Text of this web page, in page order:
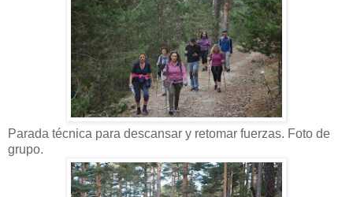
Parada técnica para descansar y retomar fuerzas. Foto de
grupo.